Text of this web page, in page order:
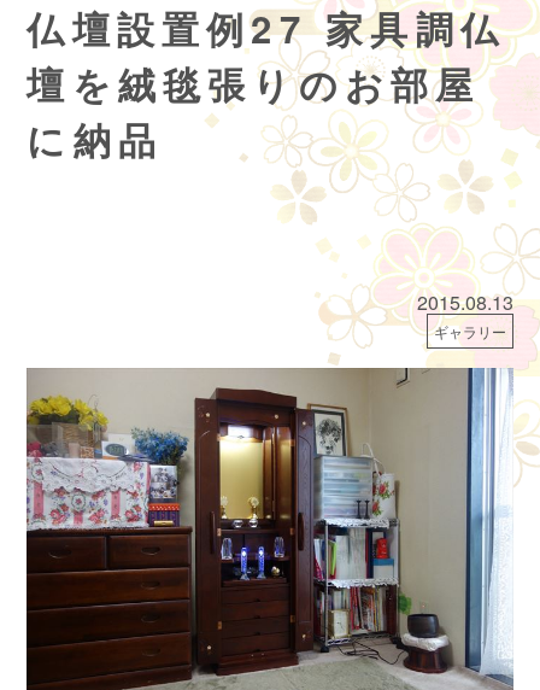
仏壇設置例27 家具調仏
壇を絨毯張りのお部屋
に納品
2015.08.13
ギャラリー